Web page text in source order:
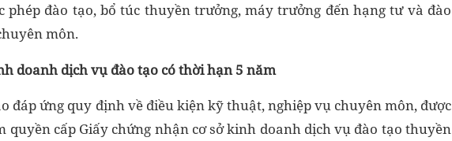
phép đào tạo, bổ túc thuyền trưởng, máy trưởng đến hạng tư và đào
môn.
doanh dịch vụ đào tạo có thời hạn 5 năm
đáp ứng quy định về điều kiện kỹ thuật, nghiệp vụ chuyên môn, được
quyền cấp Giấy chứng nhận cơ sở kinh doanh dịch vụ đào tạo thuyền